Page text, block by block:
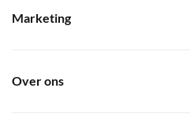
Marketing
Over ons